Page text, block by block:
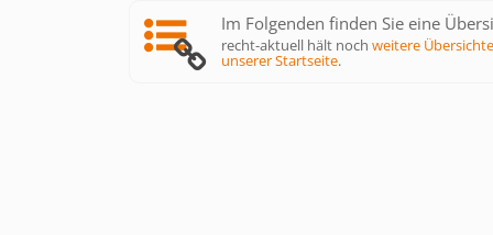
Im Folgenden finden Sie eine
recht-aktuell hält nochweitere
unserer Startseite.